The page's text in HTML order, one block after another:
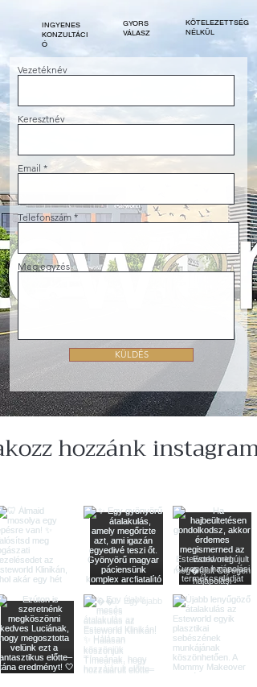
INGYENES
KONZULTÁCI
Ó
GYORS
VÁLASZ
KÖTELEZETTSÉG
NÉLKÜL
Vezetéknév
Keresztnév
Email
Telefonszám
Megjegyzés
KÜLDÉS
hozzánk